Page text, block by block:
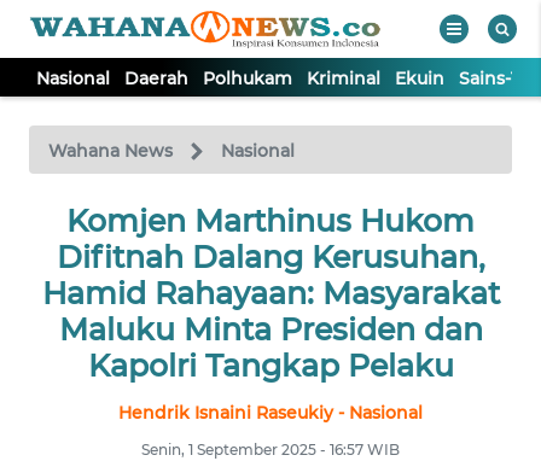
Nasional Daerah Polhukam Kriminal Ekuin Sains-
Wahana News Nasional
Komjen Marthinus Hukom
Difitnah Dalang Kerusuhan,
Hamid Rahayaan: Masyarakat
Maluku Minta Presiden dan
Kapolri Tangkap Pelaku
Hendrik Isnaini Raseukiy - Nasional
Senin, 1 September 2025 - 16:57 WIB
TV
Tutup
NASIONAL
DAERAH
POLHUKAM